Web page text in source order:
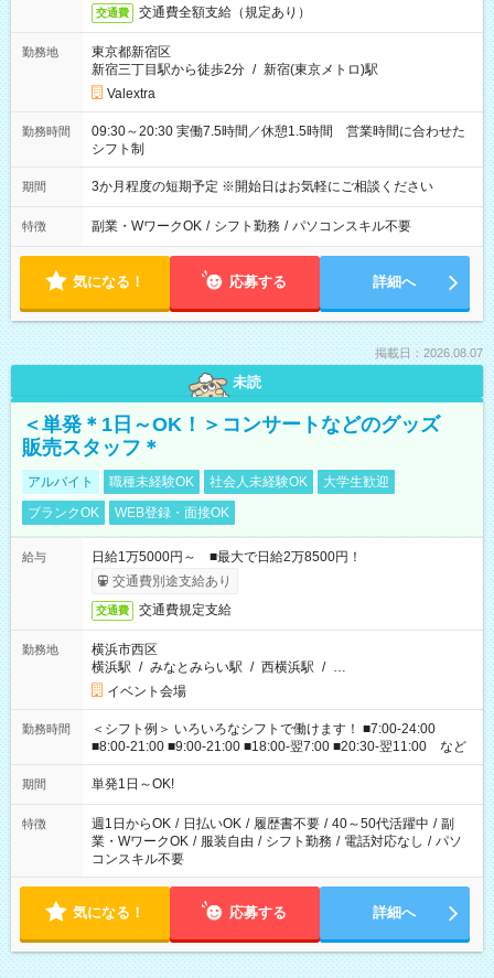
交通費 交通費全額支給（規定あり）
勤務地
東京都新宿区
新宿三丁目駅から徒歩2分 / 新宿(東京メトロ)駅
Valextra
勤務時間
09:30～20:30 実働7.5時間／休憩1.5時間 営業時間に合わせた
シフト制
期間 3か月程度の短期予定 ※開始日はお気軽にご相談ください
特徴 副業・WワークOK / シフト勤務 / パソコンスキル不要
気になる！ 応募する 詳細へ
掲載日：2026.08.07
未読
＜単発＊1日～OK！＞コンサートなどのグッズ
販売スタッフ＊
アルバイト 職種未経験OK 社会人未経験OK
大学生歓迎
ブランクOK
WEB登録・面接OK
給与
日給1万5000円～ ■最大で日給2万8500円！
交通費別途支給あり
交通費 交通費規定支給
勤務地
横浜市西区
横浜駅 / みなとみらい駅 / 西横浜駅 / …
イベント会場
勤務時間
＜シフト例＞ いろいろなシフトで働けます！ ■7:00-24:00
■8:00-21:00 ■9:00-21:00 ■18:00-翌7:00 ■20:30-翌11:00 など
期間 単発1日～OK!
特徴 週1日からOK / 日払いOK / 履歴書不要 / 40～50代活躍中 / 副
業・WワークOK / 服装自由 / シフト勤務 / 電話対応なし / パソ
コンスキル不要
気になる！ 応募する 詳細へ